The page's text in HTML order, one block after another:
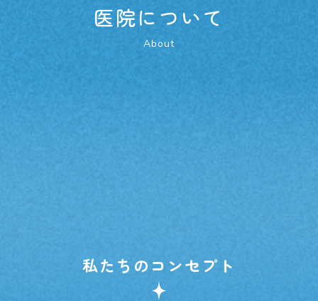
医院に つ いて
About
私たちのコンセプト